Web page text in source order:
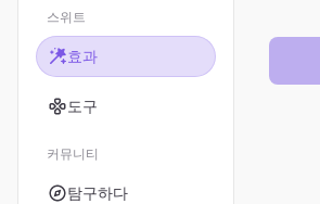
스위트
효과
도구
커뮤니티
탐구하다